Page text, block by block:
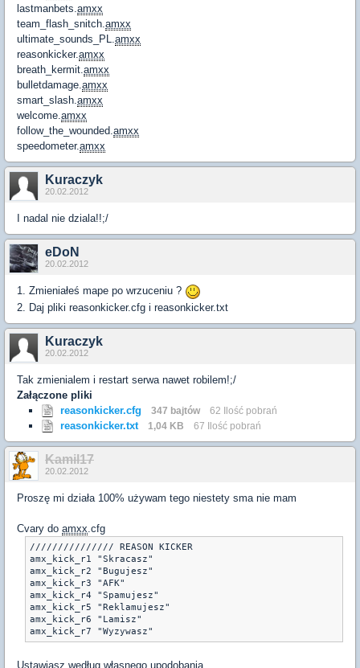
lastmanbets.amxx
team_flash_snitch.amxx
ultimate_sounds_PL.amxx
reasonkicker.amxx
breath_kermit.amxx
bulletdamage.amxx
smart_slash.amxx
welcome.amxx
follow_the_wounded.amxx
speedometer.amxx
Kuraczyk
20.02.2012
I nadal nie dziala!!;/
eDoN
20.02.2012
1. Zmieniałeś mape po wrzuceniu ?
2. Daj pliki reasonkicker.cfg i reasonkicker.txt
Kuraczyk
20.02.2012
Tak zmienialem i restart serwa nawet robilem!;/
Załączone pliki
reasonkicker.cfg
347 bajtów 62 Ilość pobrań
reasonkicker.txt 1,04 KB 67 Ilość pobrań
Kamil17
20.02.2012
Proszę mi działa 100% używam tego niestety sma nie mam
Cvary do amxx .cfg
/////////////// REASON KICKER
amx_kick_r1 "Skracasz"
amx_kick_r2 "Bugujesz"
amx_kick_r3 "AFK"
amx_kick_r4 "Spamujesz"
amx_kick_r5 "Reklamujesz"
amx_kick_r6 "Lamisz"
Ustawiasz według własnego upodobania